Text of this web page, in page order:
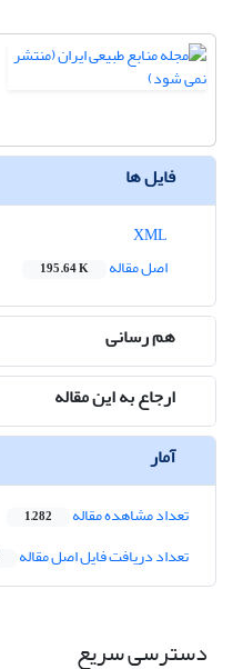
فایل ها
اصل مقاله
195.64 K
هم رسانی
ارجاع به این مقاله
آمار
تعداد مشاهده مقاله 1,282
تعداد دریافت فایل اصل مقاله
دسترسی سریع